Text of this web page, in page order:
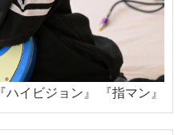
イビジョン』 『指マン』